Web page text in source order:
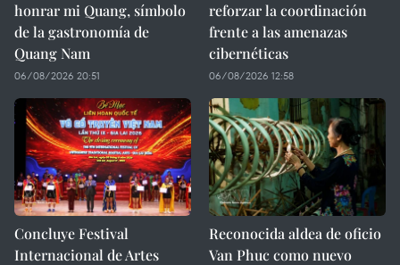
honrar mi Quang, símbolo
de la gastronomía de
Quang Nam
06/08/2026 20:51
reforzar la coordinación
frente a las amenazas
cibernéticas
06/08/2026 12:58
Concluye Festival
Internacional de Artes
Reconocida aldea de oficio
Van Phuc como nuevo